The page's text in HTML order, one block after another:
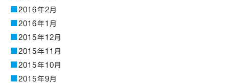
2016年2月
2016年1月
2015年12月
2015年11月
2015年10月
2015年9月